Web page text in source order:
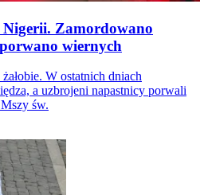
Zamordowano
wiernych
W ostatnich dniach
a uzbrojeni napastnicy porwali
św.